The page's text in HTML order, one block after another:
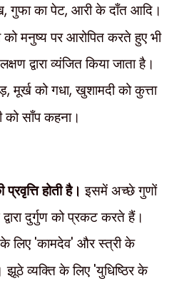
,गुफा का पेट, आरी के दाँत आदि।
को मनुष्य पर आरोपित करते हुए भी
द्वारा व्यंजित किया जाता है।
,मूर्ख को गधा,खुशामदी को कुत्ता
साँप कहना।
होती है। इसमें अच्छे गुणों
दुर्गुण को प्रकट करते हैं।
लिए 'कामदेव' और स्त्री के
झूठे व्यक्ति के लिए 'युधिष्ठिर के